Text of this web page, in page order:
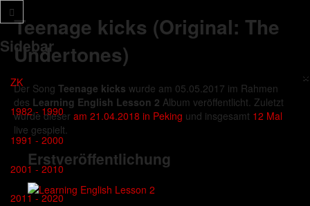
Sidebar
×
ZK
1982 - 1990
1991 - 2000
2001 - 2010
2011 - 2020
Teenage kicks (Original: The
Undertones)
Der Song Teenage kicks wurde am 05.05.2017 im Rahmen
des Learning English Lesson 2 Album veröffentlicht. Zuletzt
wurde dieser am 21.04.2018 in Peking und insgesamt 12 Mal
live gespielt.
Erstveröffentlichung